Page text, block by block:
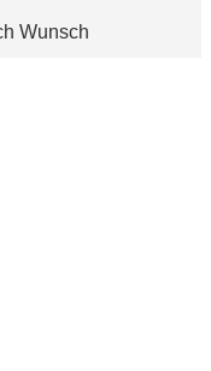
Wunsch